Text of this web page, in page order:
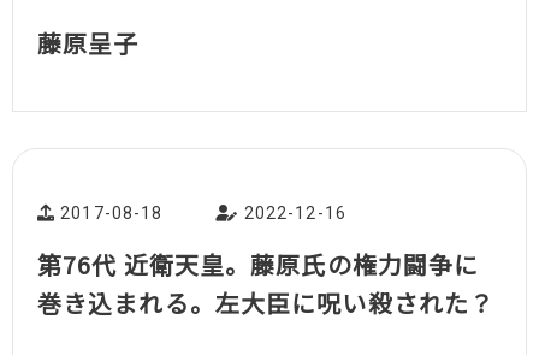
藤原呈子
2017-08-18 2022-12-16
第76代 近衛天皇。藤原氏の権力闘争に
巻き込まれる。左大臣に呪い殺された？